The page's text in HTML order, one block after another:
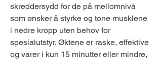
skreddersydd for de på mellomnivå
som ønsker å styrke og tone musklene
i nedre kropp uten behov for
spesialutstyr. Øktene er raske, effektive
og varer i kun 15 minutter eller mindre,